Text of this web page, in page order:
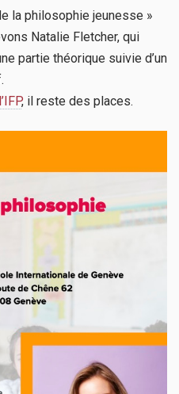
la philosophie jeunesse »
Natalie Fletcher, qui
partie théorique suivie d’un
, il reste des places.